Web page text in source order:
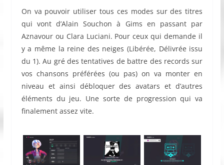
On va pouvoir utiliser tous ces modes sur des titres
qui vont d’Alain Souchon à Gims en passant par
Aznavour ou Clara Luciani. Pour ceux qui demande il
y a même la reine des neiges (Libérée, Délivrée issu
du 1). Au gré des tentatives de battre des records sur
vos chansons préférées (ou pas) on va monter en
niveau et ainsi débloquer des avatars et d’autres
éléments du jeu. Une sorte de progression qui va
finalement assez vite.